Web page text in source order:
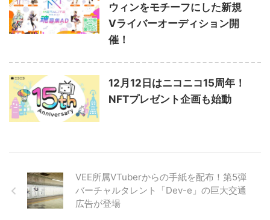
ウィンをモチーフにした新規
Vライバーオーディション開
催！
12月12日はニコニコ15周年！
NFTプレゼント企画も始動
VEE所属VTuberからの⼿紙を配布！第5弾
バーチャルタレント「Dev-e」の巨⼤交通
広告が登場